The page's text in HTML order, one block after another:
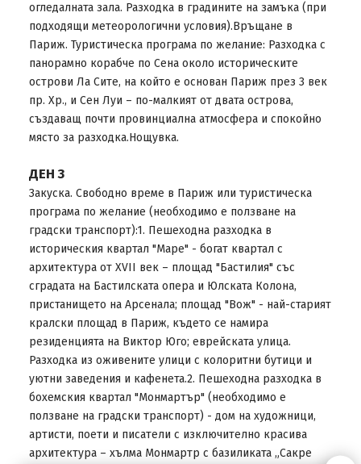
огледалната зала. Разходка в градините на замъка (при
подходящи метеорологични условия).Връщане в
Париж. Туристическа програма по желание: Разходка с
панорамно корабче по Сена около историческите
острови Ла Сите, на който е основан Париж през 3 век
пр. Хр., и Сен Луи – по-малкият от двата острова,
създаващ почти провинциална атмосфера и спокойно
място за разходка.Нощувка.
ДЕН 3
Закуска. Свободно време в Париж или туристическа
програма по желание (необходимо е ползване на
градски транспорт):1. Пешеходна разходка в
историческия квартал "Маре" - богат квартал с
архитектура от ХVІІ век – площад "Бастилия" със
сградата на Бастилската опера и Юлската Колона,
пристанището на Арсенала; площад "Вож" - най-старият
кралски площад в Париж, където се намира
резиденцията на Виктор Юго; еврейската улица.
Разходка из оживените улици с колоритни бутици и
уютни заведения и кафенета.2. Пешеходна разходка в
бохемския квартал "Монмартър" (необходимо е
ползване на градски транспорт) - дом на художници,
артисти, поети и писатели с изключително красива
архитектура – хълма Монмартр с базиликата „Сакре